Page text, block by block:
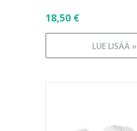
18,50 €
LUE LISÄÄ »